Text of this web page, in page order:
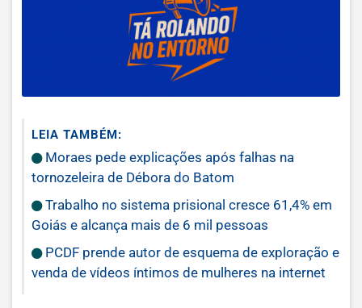
LEIA TAMBÉM:
Moraes pede explicações após falhas na
tornozeleira de Débora do Batom
Trabalho no sistema prisional cresce 61,4% em
Goiás e alcança mais de 6 mil pessoas
PCDF prende autor de esquema de exploração e
venda de vídeos íntimos de mulheres na internet